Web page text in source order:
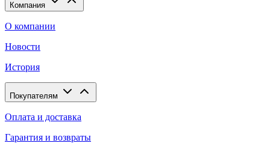
Компания
О компании
Новости
История
Покупателям
Оплата и доставка
Гарантия и возвраты